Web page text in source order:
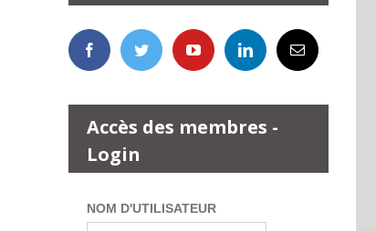
Accès des membres -
Login
NOM D'UTILISATEUR